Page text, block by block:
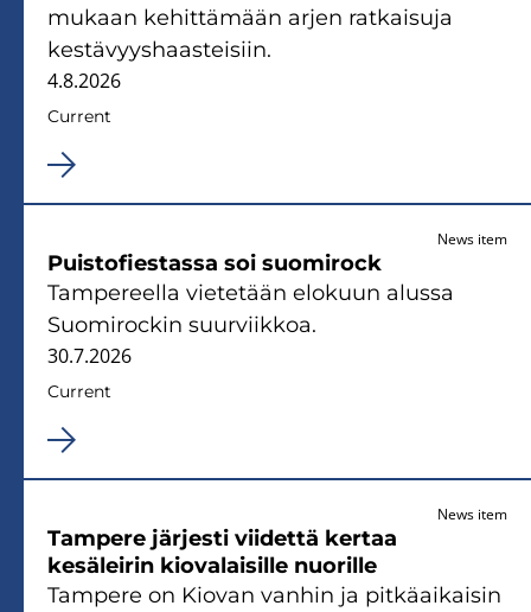
mukaan kehittämään arjen ratkaisuja
kestävyyshaasteisiin.
4.8.2026
Current
News item
Puistofiestassa soi suomirock
Tampereella vietetään elokuun alussa
Suomirockin suurviikkoa.
30.7.2026
Current
News item
Tampere järjesti viidettä kertaa
kesäleirin kiovalaisille nuorille
Tampere on Kiovan vanhin ja pitkäaikaisin